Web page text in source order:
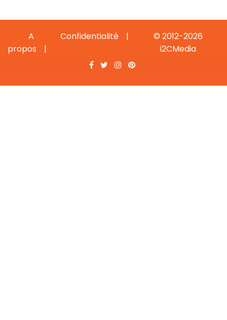
A
propos
Confidentialité
© 2012-2026
i2CMedia